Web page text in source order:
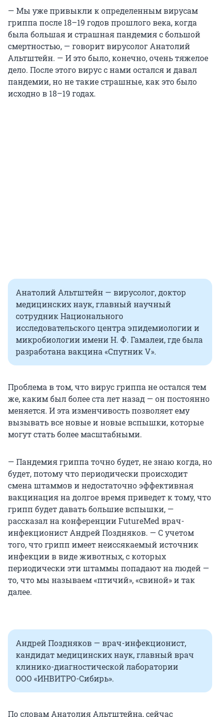
— Мы уже привыкли к определенным вирусам
гриппа после 18–19 годов прошлого века, когда
была большая и страшная пандемия с большой
смертностью, — говорит вирусолог Анатолий
Альтштейн. — И это было, конечно, очень тяжелое
дело. После этого вирус с нами остался и давал
пандемии, но не такие страшные, как это было
исходно в 18–19 годах.
Анатолий Альтштейн — вирусолог, доктор
медицинских наук, главный научный
сотрудник Национального
исследовательского центра эпидемиологии и
микробиологии имени Н. Ф. Гамалеи, где была
разработана вакцина «Спутник V».
Проблема в том, что вирус гриппа не остался тем
же, каким был более ста лет назад — он постоянно
меняется. И эта изменчивость позволяет ему
вызывать все новые и новые вспышки, которые
могут стать более масштабными.
— Пандемия гриппа точно будет, не знаю когда, но
будет, потому что периодически происходит
смена штаммов и недостаточно эффективная
вакцинация на долгое время приведет к тому, что
грипп будет давать большие вспышки, —
рассказал на конференции FutureMed врач-
инфекционист Андрей Поздняков. — С учетом
того, что грипп имеет неиссякаемый источник
инфекции в виде животных, с которых
периодически эти штаммы попадают на людей —
то, что мы называем «птичий», «свиной» и так
далее.
Андрей Поздняков — врач-инфекционист,
кандидат медицинских наук, главный врач
клинико-диагностической лаборатории
ООО «ИНВИТРО-Сибирь».
По словам Анатолия Альтштейна, сейчас